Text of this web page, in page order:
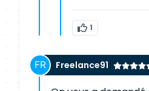
1
Freelance91